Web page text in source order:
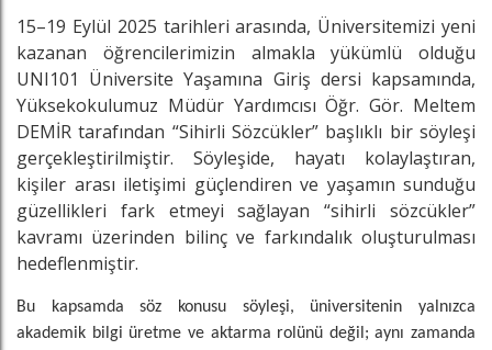
15–19 Eylül 2025 tarihleri arasında, Üniversitemizi yeni
kazanan öğrencilerimizin almakla yükümlü olduğu
UNI101 Üniversite Yaşamına Giriş dersi kapsamında,
Yüksekokulumuz Müdür Yardımcısı Öğr. Gör. Meltem
DEMİR tarafından “Sihirli Sözcükler” başlıklı bir söyleşi
gerçekleştirilmiştir. Söyleşide, hayatı kolaylaştıran,
kişiler arası iletişimi güçlendiren ve yaşamın sunduğu
güzellikleri fark etmeyi sağlayan “sihirli sözcükler”
kavramı üzerinden bilinç ve farkındalık oluşturulması
hedeflenmiştir.
Bu kapsamda söz konusu söyleşi, üniversitenin yalnızca
akademik bilgi üretme ve aktarma rolünü değil; aynı zamanda